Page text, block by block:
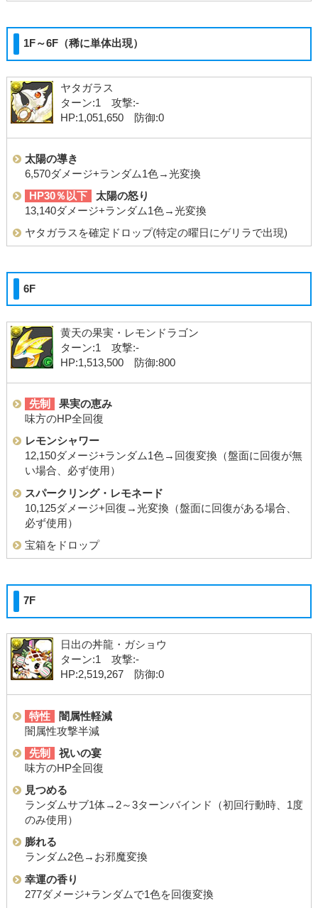
1F～6F（稀に単体出現）
ヤタガラス
ターン:1 攻撃:-
HP:1,051,650 防御:0
太陽の導き
6,570ダメージ+ランダム1色→光変換
HP30％以下
太陽の怒り
13,140ダメージ+ランダム1色→光変換
ヤタガラスを確定ドロップ(特定の曜日にゲリラで出現)
6F
黄天の果実・レモンドラゴン
ターン:1 攻撃:-
HP:1,513,500 防御:800
先制
果実の恵み
味方のHP全回復
レモンシャワー
12,150ダメージ+ランダム1色→回復変換（盤面に回復が無
い場合、必ず使用）
スパークリング・レモネード
10,125ダメージ+回復→光変換（盤面に回復がある場合、
必ず使用）
宝箱をドロップ
7F
日出の丼龍・ガショウ
ターン:1 攻撃:-
HP:2,519,267 防御:0
特性
闇属性軽減
闇属性攻撃半減
先制
祝いの宴
味方のHP全回復
見つめる
ランダムサブ1体→2～3ターンバインド（初回行動時、1度
のみ使用）
膨れる
ランダム2色→お邪魔変換
幸運の香り
277ダメージ+ランダムで1色を回復変換